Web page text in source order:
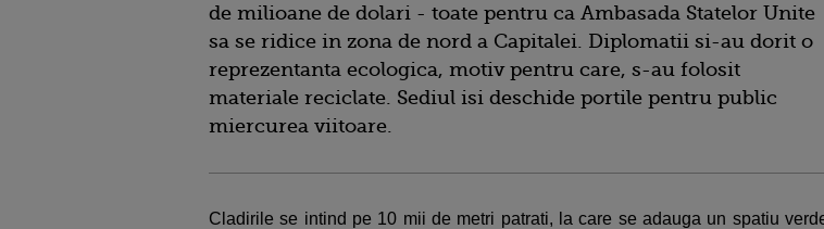
de milioane de dolari - toate pentru ca Ambasada Statelor Unite
sa se ridice in zona de nord a Capitalei. Diplomatii si-au dorit o
reprezentanta ecologica, motiv pentru care, s-au folosit
materiale reciclate. Sediul isi deschide portile pentru public
miercurea viitoare.
Cladirile se intind pe 10 mii de metri patrati, la care se adauga un spatiu